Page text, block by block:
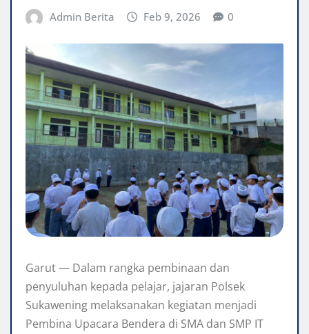
Admin Berita Feb 9, 2026 0
Garut — Dalam rangka pembinaan dan
penyuluhan kepada pelajar, jajaran Polsek
Sukawening melaksanakan kegiatan menjadi
Pembina Upacara Bendera di SMA dan SMP IT